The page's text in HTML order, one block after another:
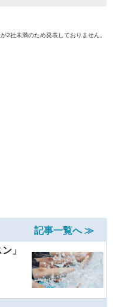
2社未満のため発表しておりません。
記事一覧へ ≫
」